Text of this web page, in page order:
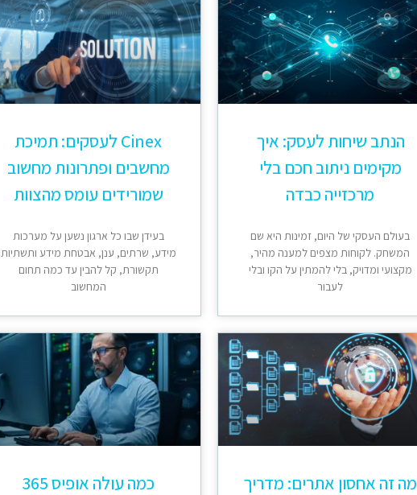
הנתב שיחות לעסק: איך
מקימים ניתוב חכם בלי
מרכזייה כבדה
בעולם העסקי של היום, זמינות היא שם
המשחק. לקוחות מצפים למענה מהיר,
מקצועי ומדויק, בלי להמתין על הקו ובלי
לעבור
Cinex לעסקים: תמיכת
מחשבים ופתרונות מחשוב
שמורידים עומס מהצוות
בעידן שבו כל ארגון נשען על מערכות
מידע, שרתים, ענן, אבטחת מידע ותשתיות
תקשורת, קל להבין עד כמה תחום
המחשוב
מה זה אחסון אתרים: מדריך
כמה עולה אופיס 365